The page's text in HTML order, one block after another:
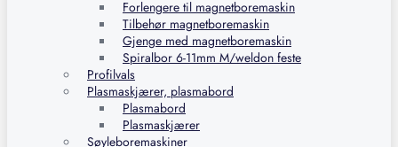
Forlengere til magnetboremaskin
Tilbehør magnetboremaskin
Gjenge med magnetboremaskin
Spiralbor 6-11mm M/weldon feste
Profilvals
Plasmaskjærer, plasmabord
Plasmabord
Plasmaskjærer
Søyleboremaskiner